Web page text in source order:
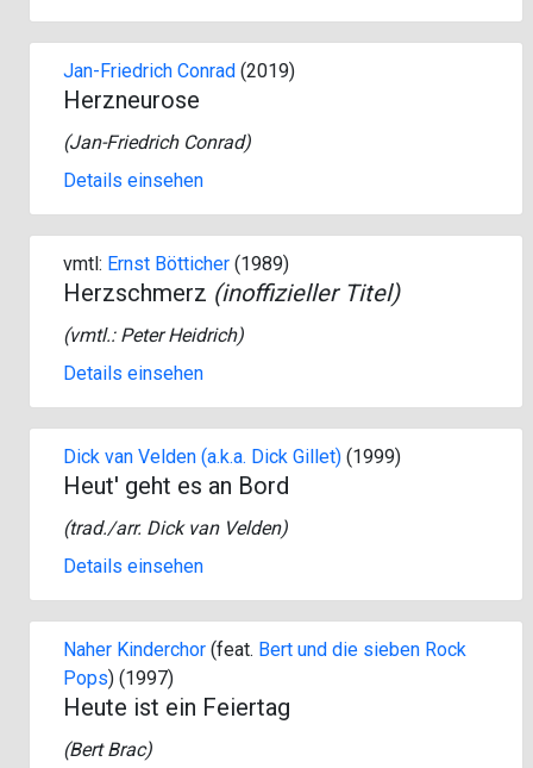
Jan-Friedrich Conrad (2019)
Herzneurose
(Jan-Friedrich Conrad)
Details einsehen
vmtl: Ernst Bötticher (1989)
Herzschmerz (inoffizieller Titel)
(vmtl.: Peter Heidrich)
Details einsehen
Dick van Velden (a.k.a. Dick Gillet) (1999)
Heut' geht es an Bord
(trad./arr. Dick van Velden)
Details einsehen
Naher Kinderchor (feat. Bert und die sieben Rock
Pops) (1997)
Heute ist ein Feiertag
(Bert Brac)